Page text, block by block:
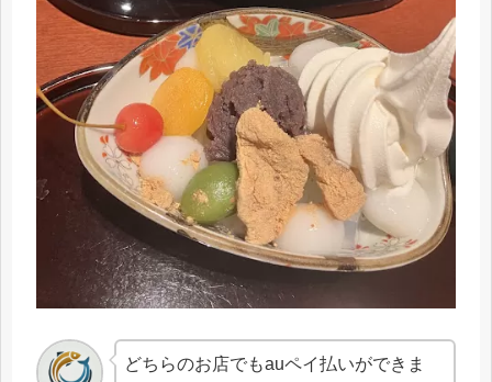
どちらのお店でもauペイ払いができま